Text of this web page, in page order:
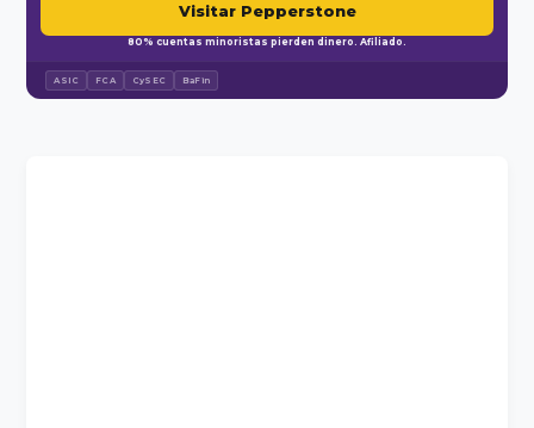
Visitar Pepperstone
80% cuentas minoristas pierden dinero. Afiliado.
ASIC FCA CySEC BaFin